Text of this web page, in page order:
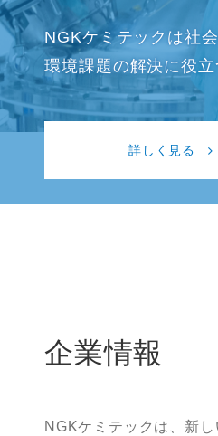
NGKケミテックは社
環境課題の解決に役
詳しく見る
企業情報
NGKケミテックは、新